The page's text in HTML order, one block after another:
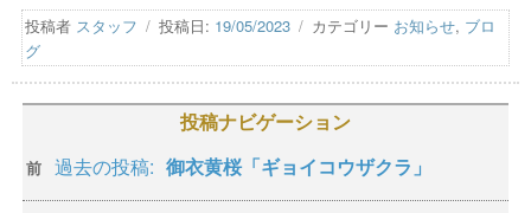
投稿者 スタッフ 投稿日: 19/05/2023 カテゴリー お知らせ, ブロ
グ
投稿ナビゲーション
前 過去の投稿: 御衣黄桜「ギョイコウザクラ」